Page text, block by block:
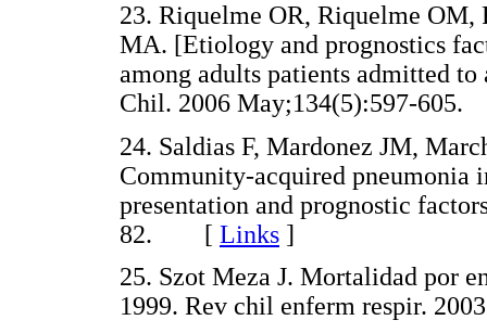
23. Riquelme OR, Riquelme
MA. [Etiology and prognostics
among adults patients admitted
Chil. 2006 May;134(5):597-
24. Saldias F, Mardonez JM,
Community-acquired pneumonia
presentation and prognostic
82. [ Links ]
25. Szot Meza J. Mortalidad por
1999. Rev chil enferm respir.